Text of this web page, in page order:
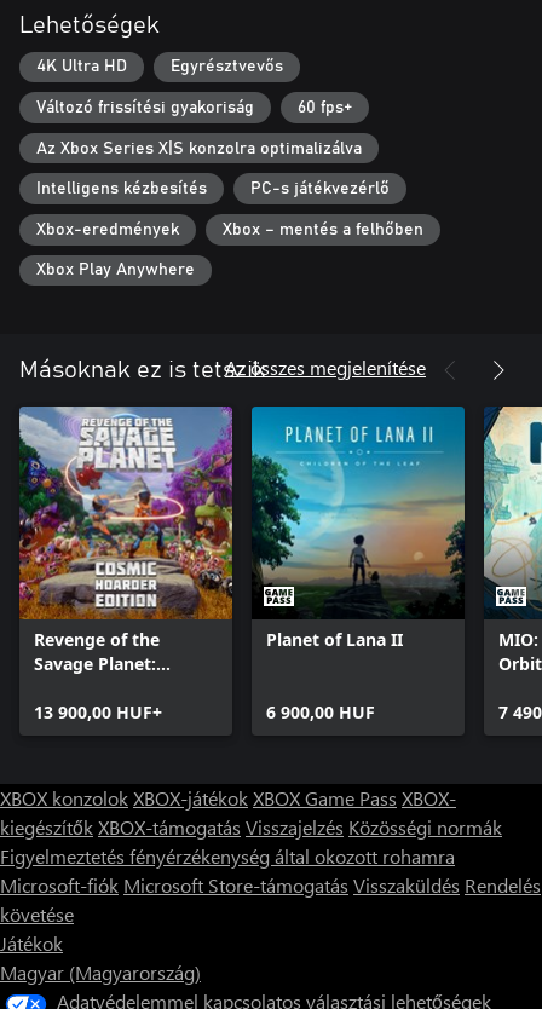
Lehetőségek
4K Ultra HD Egyrésztvevős
Változó frissítési gyakoriság 60 fps+
Az Xbox Series X|S konzolra optimalizálva
Intelligens kézbesítés PC-s játékvezérlő
Xbox-eredmények Xbox – mentés a felhőben
Xbox Play Anywhere
Másoknak ez is tetszikAz összes megjelenítése
Revenge of the
Savage Planet:
Edition
13 900,00 HUF+
Planet of Lana II
6 900,00 HUF
Orbit
7
XBOX konzolokXBOX-játékokXBOX Game Pass XBOX-
kiegészítőkXBOX-támogatás Visszajelzés Közösségi normák
Figyelmeztetés fényérzékenység által okozott rohamra
Microsoft-fiók Microsoft Store-támogatás Visszaküldés Rendelés
követése
Játékok
Magyar (Magyarország)
Adatvédelemmel kapcsolatos választási lehetőségek